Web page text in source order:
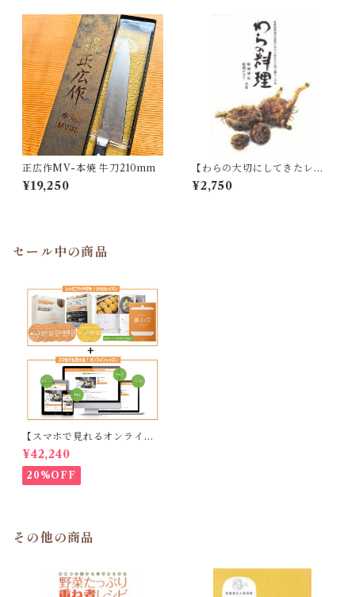
正広作MV-本焼 牛刀210mm
¥19,250
【わらの大切にしてきたレシ
ピ満載】わらの料理
¥2,750
セール中の商品
【スマホで見れるオンライン
版（30000円）付き】わらの
重ね煮料理教室 DVD&COO
KBOOK
¥42,240
20%OFF
その他の商品